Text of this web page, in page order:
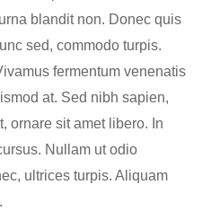
blandit non. Donec quis
sed, commodo turpis.
fermentum venenatis
at. Sed nibh sapien,
ornare sit amet libero. In
Nullam ut odio
ultrices turpis. Aliquam